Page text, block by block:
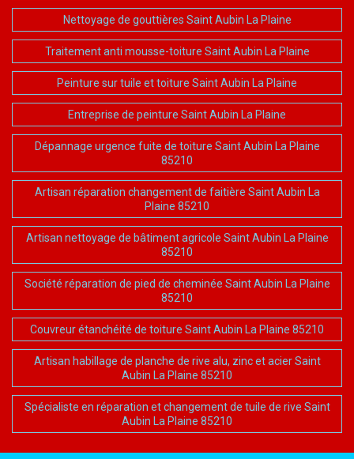
Nettoyage de gouttières Saint Aubin La Plaine
Traitement anti mousse-toiture Saint Aubin La Plaine
Peinture sur tuile et toiture Saint Aubin La Plaine
Entreprise de peinture Saint Aubin La Plaine
Dépannage urgence fuite de toiture Saint Aubin La Plaine
85210
Artisan réparation changement de faitière Saint Aubin La
Plaine 85210
Artisan nettoyage de bâtiment agricole Saint Aubin La Plaine
85210
Société réparation de pied de cheminée Saint Aubin La Plaine
85210
Couvreur étanchéité de toiture Saint Aubin La Plaine 85210
Artisan habillage de planche de rive alu, zinc et acier Saint
Aubin La Plaine 85210
Spécialiste en réparation et changement de tuile de rive Saint
Aubin La Plaine 85210